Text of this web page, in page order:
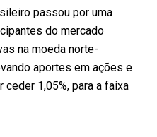
passou por uma
do mercado
na moeda norte-
aportes em ações e
1,05%, para a faixa